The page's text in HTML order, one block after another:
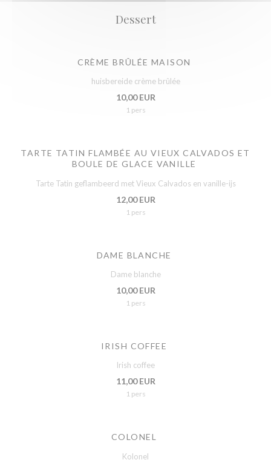
Dessert
CRÈME BRÛLÉE MAISON
huisbereide crème brûlée
10,00 EUR
1 pers
TARTE TATIN FLAMBÉE AU VIEUX CALVADOS ET
BOULE DE GLACE VANILLE
Tarte Tatin geflambeerd met Vieux Calvados en vanille-ijs
12,00 EUR
1 pers
DAME BLANCHE
Dame blanche
10,00 EUR
1 pers
IRISH COFFEE
Irish coffee
11,00 EUR
1 pers
COLONEL
Kolonel